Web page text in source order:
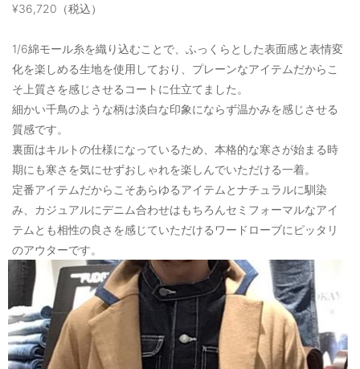
¥36,720（税込）
1/6綿モール糸を織り込むことで、ふっくらとした表面感と表情変
化を楽しめる生地を使用しており、プレーンなアイテムだからこ
そ上質さを感じさせるコートに仕立てました。
細かい千鳥のような柄は淡白な印象にならず温かみを感じさせる
質感です。
裏面はキルトの仕様になっているため、本格的な寒さが始まる時
期にも寒さを気にせずおしゃれを楽しんでいただける一着。
定番アイテムだからこそあらゆるアイテムとナチュラルに馴染
み、カジュアルにデニム合わせはもちろんセミフォーマルなアイ
テムとも相性の良さを感じていただけるワードローブにピッタリ
のアウターです。